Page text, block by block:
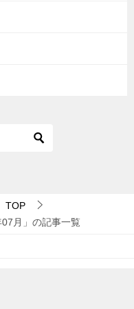
TOP
07月」の記事一覧